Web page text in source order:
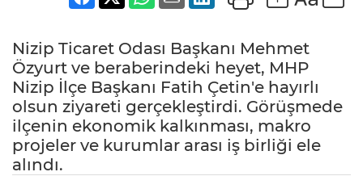
Nizip Ticaret Odası Başkanı Mehmet
Özyurt ve beraberindeki heyet, MHP
Nizip İlçe Başkanı Fatih Çetin'e hayırlı
olsun ziyareti gerçekleştirdi. Görüşmede
ilçenin ekonomik kalkınması, makro
projeler ve kurumlar arası iş birliği ele
alındı.